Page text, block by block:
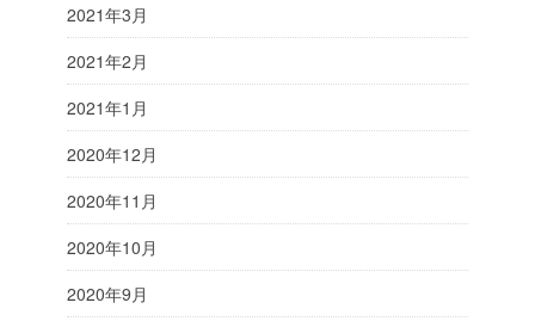
2021年3月
2021年2月
2021年1月
2020年12月
2020年11月
2020年10月
2020年9月